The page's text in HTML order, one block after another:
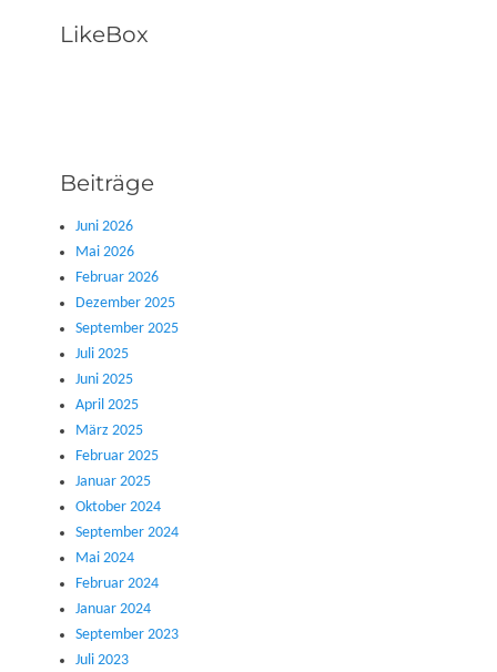
LikeBox
Beiträge
Juni 2026
Mai 2026
Februar 2026
Dezember 2025
September 2025
Juli 2025
Juni 2025
April 2025
März 2025
Februar 2025
Januar 2025
Oktober 2024
September 2024
Mai 2024
Februar 2024
Januar 2024
September 2023
Juli 2023